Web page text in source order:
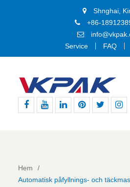
Shnghai,
+86-
Service
FAQ
Hem
Automatisk påfyllnings- och